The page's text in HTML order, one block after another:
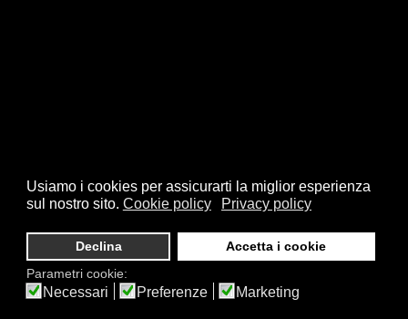
Usiamo i cookies per assicurarti la miglior esperienza
sul nostro sito. Cookie policy Privacy policy
Declina
Accetta i cookie
Parametri cookie:
Necessari Preferenze Marketing